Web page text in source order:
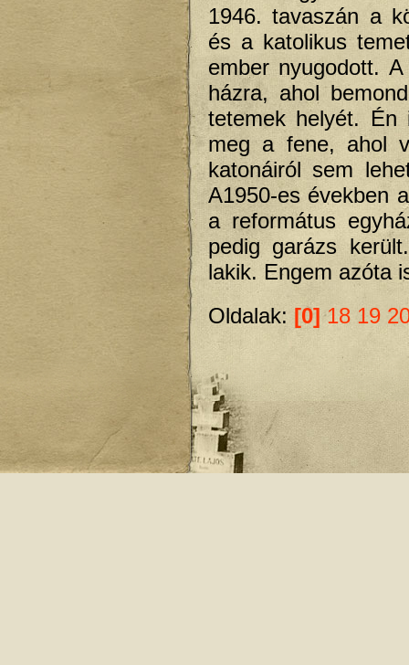
1946. tavaszán a
és a katolikus
ember nyugodott.
házra, ahol
tetemek helyét.
meg a fene, ahol
katonáiról sem
A1950-es években
a református
pedig garázs
lakik. Engem azóta
Oldalak: [0] 18 19